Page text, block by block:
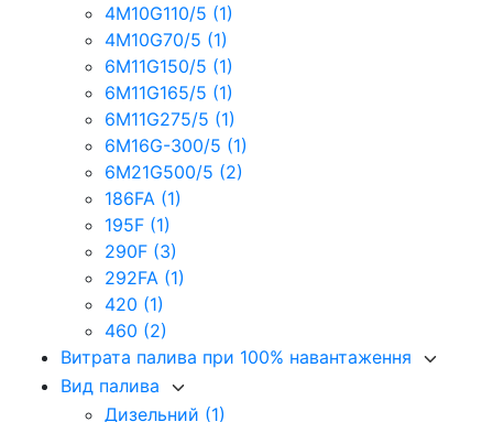
4M10G110/5 (1)
4M10G70/5 (1)
6M11G150/5 (1)
6M11G165/5 (1)
6M11G275/5 (1)
6M16G-300/5 (1)
6M21G500/5 (2)
186FA (1)
195F (1)
290F (3)
292FA (1)
420 (1)
460 (2)
Витрата палива при 100% навантаження
Вид палива
Дизельний (1)